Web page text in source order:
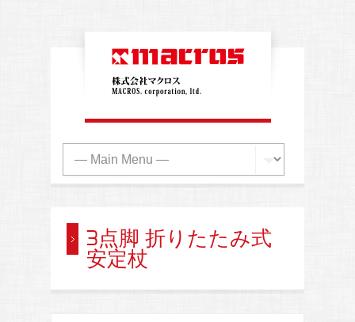
3点脚 折りたたみ式
安定杖